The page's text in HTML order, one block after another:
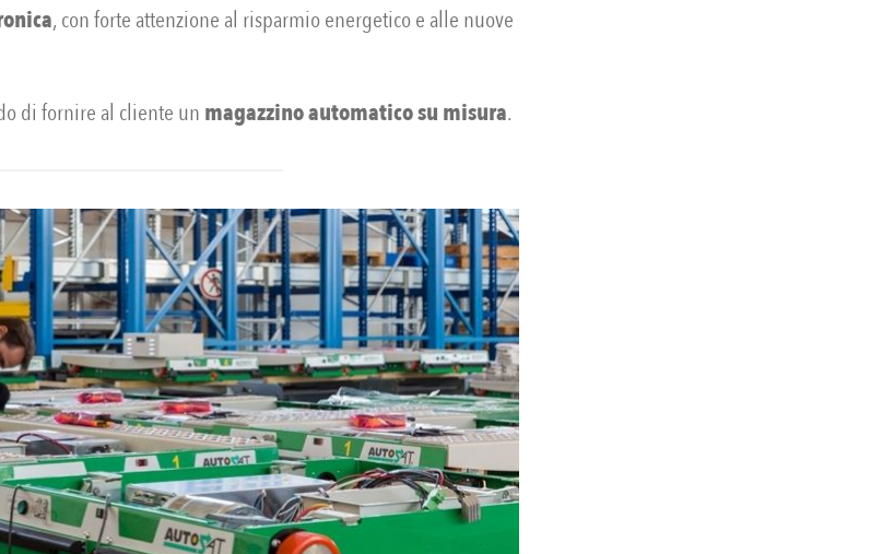
, con forte attenzione al risparmio energetico e alle nuove
di fornire al cliente un magazzino automatico su misura.